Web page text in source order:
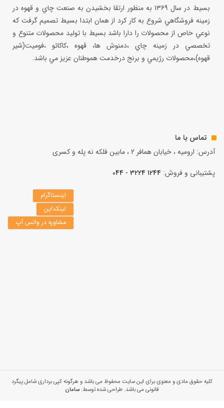
بسيط در سال ۱۳۶۹ به منظور ارتقا بخشيدن به صنعت چاي و قهوه در
زمينه فروشگاهي شروع به كار كرد از همان ابتدا بسيط تصميم گرفت كه
نوعي خاص از محصولات را دارا باشد بسيط با توليد محصولات متنوع و
تخصصي در زمينه چاي ،دمنوش ها، قهوه ،كاكائو ،فوميت(شير
قهوه)،محصولات رژيمي و برنج درخدمت هموطنان عزيز مي باشد.
تماس با ما
آدرس: ارومیه ، خیابان همافر 2 ، مابين فلكه نه پله و کسری
پشتیبانی و فروش: 1244 3224 - 044
اینستاگرام
لینکداین
مشاوره در واتس آپ
کلیه حقوق مادی و معنوی برای این سایت محفوظ می باشد و هرگونه کپی برداری شامل پیگرد
قانونی می باشد. طراحی شده توسط:سامان